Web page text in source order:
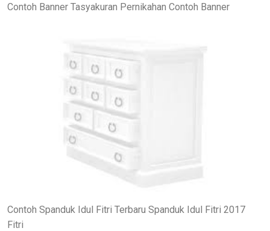
Contoh Banner Tasyakuran Pernikahan Contoh Banner
Contoh Spanduk Idul Fitri Terbaru Spanduk Idul Fitri 2017
Fitri